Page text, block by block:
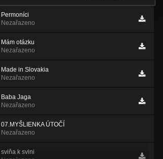
Permoníci
Nezařazeno
Mám otázku
Nezařazeno
Made in Slovakia
Nezařazeno
Baba Jaga
Nezařazeno
07.MYŠLIENKA ÚTOČÍ
Nezařazeno
sviňa k svini